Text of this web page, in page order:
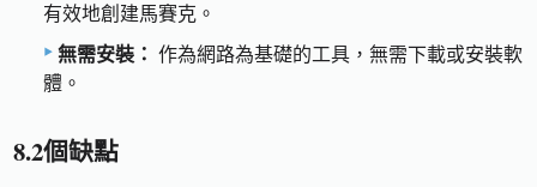
有效地創建馬賽克。
無需安裝： 作為網路為基礎的工具，無需下載或安裝軟
體。
8.2個缺點